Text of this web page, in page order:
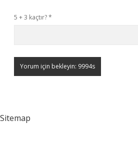
5 + 3 kaçtır?*
Sitemap